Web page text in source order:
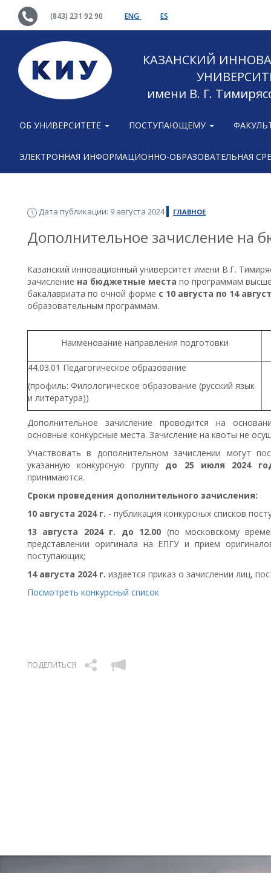
(843) 231 92 90 ENG ES
КАЗАНСКИЙ
имени В. Г.
ОБ УНИВЕРСИТЕТЕ ПОСТУПАЮЩЕМУ
ЭЛЕКТРОННАЯ ИНФОРМАЦИОННО-ОБРАЗОВАТЕЛЬНАЯ
Дата публикации: 9 августа 2024 ГЛАВНОЕ
Дополнительное зачисление на
Казанский инновационный университет имени В.Г.
зачисление на бюджетные места по программам
бакалавриата по очной форме с 10 августа по 14
образовательным программам.
Наименование направления подготовки
44.03.01 Педагогическое образование
(профиль: Филологическое образование (русский язык
и литература))
Дополнительное зачисление проводится на
основные конкурсные места. Зачисление на квоты не
Участвовать в дополнительном зачислении могут
указанную конкурсную группу до 25 июля 2024
принимаются.
Сроки проведения дополнительного зачисления:
10 августа 2024 г. - публикация конкурсных списков
13 августа 2024 г. до 12.00 (по московскому
представлении оригинала на ЕПГУ и прием
поступающих;
14 августа 2024 г. издается приказ о зачислении лиц,
Посмотреть конкурсный список
ПОДЕЛИТЬСЯ